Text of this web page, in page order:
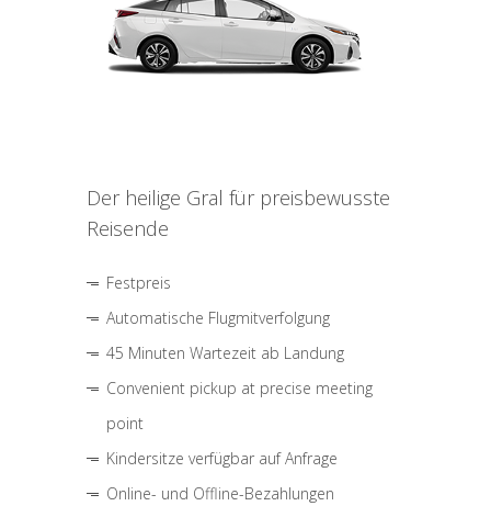
Der heilige Gral für preisbewusste
Reisende
Festpreis
Automatische Flugmitverfolgung
45 Minuten Wartezeit ab Landung
Convenient pickup at precise meeting
point
Kindersitze verfügbar auf Anfrage
Online- und Offline-Bezahlungen